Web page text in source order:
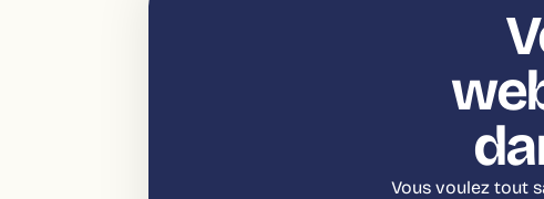
Vous voulez tout